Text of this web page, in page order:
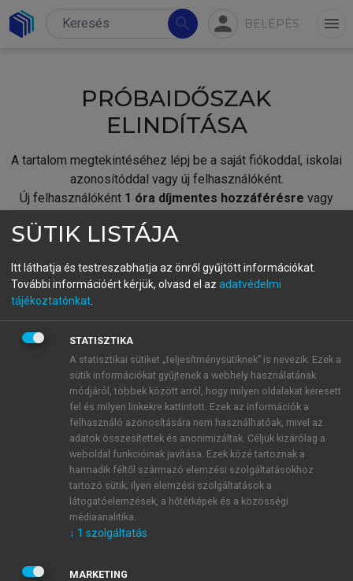
search person BELÉPÉS menu
PRÓBAIDŐSZAK
ELINDÍTÁSA
A tartalom megtekintéséhez lépj be a saját fiókoddal, iskolai
azonosítóddal vagy új felhasználóként.
Új felhasználóként 1 óra díjmentes hozzáférésre vagy
fiókoddal,vagy hozz létre új fiókot.
A regisztráció után apróbaidőszakautomatikusan
BELÉPÉS SAJÁT FIÓKKAL
ÚJ FIÓK LÉTREHOZÁSA
1 óra díjmentes hozzáférés
E-MAIL-CÍM
JELSZÓ
SÜTIK LISTÁJA
Itt láthatja és testreszabhatja az önről gyűjtött információkat.
További információért kérjük, olvasd el az adatvédelmi
tájékoztatónkat
STATISZTIKA
A statisztikai sütiket „teljesítménysütiknek” is nevezik. Ezek a
sütik információkat gyűjtenek a webhely használatának
módjáról, többek között arról, hogy milyen oldalakat keresett
fel és milyen linkekre kattintott. Ezek az információk a
felhasználó azonosítására nem használhatóak, mivel az
adatok összesítettek és anonimizáltak. Céljuk kizárólag a
weboldal funkcióinak javítása. Ezek közé tartoznak a
harmadik féltől származó elemzési szolgáltatásokhoz
tartozó sütik; ilyen elemzési szolgáltatások a
látogatóelemzések, a hőtérképek és a közösségi
médiaanalitika.
↓ 1 szolgáltatás
MARKETING